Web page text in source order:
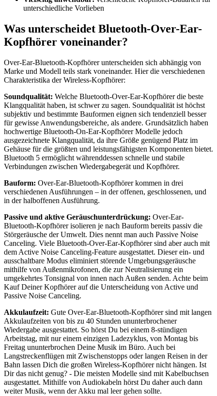
unterschiedliche Vorlieben
Was unterscheidet Bluetooth-Over-Ear-
Kopfhörer voneinander?
Over-Ear-Bluetooth-Kopfhörer unterscheiden sich abhängig von
Marke und Modell teils stark voneinander. Hier die verschiedenen
Charakteristika der Wireless-Kopfhörer:
Soundqualität: Welche Bluetooth-Over-Ear-Kopfhörer die beste
Klangqualität haben, ist schwer zu sagen. Soundqualität ist höchst
subjektiv und bestimmte Bauformen eignen sich tendenziell besser
für gewisse Anwendungsbereiche, als andere. Grundsätzlich haben
hochwertige Bluetooth-On-Ear-Kopfhörer Modelle jedoch
ausgezeichnete Klangqualität, da ihre Größe genügend Platz im
Gehäuse für die größten und leistungsfähigsten Komponenten bietet.
Bluetooth 5 ermöglicht währenddessen schnelle und stabile
Verbindungen zwischen Wiedergabegerät und Kopfhörer.
Bauform: Over-Ear-Bluetooth-Kopfhörer kommen in drei
verschiedenen Ausführungen – in der offenen, geschlossenen, und
in der halboffenen Ausführung.
Passive und aktive Geräuschunterdrückung: Over-Ear-
Bluetooth-Kopfhörer isolieren je nach Bauform bereits passiv die
Störgeräusche der Umwelt. Dies nennt man auch Passive Noise
Canceling. Viele Bluetooth-Over-Ear-Kopfhörer sind aber auch mit
dem Active Noise Canceling-Feature ausgestattet. Dieser ein- und
ausschaltbare Modus eliminiert störende Umgebungsgeräusche
mithilfe von Außenmikrofonen, die zur Neutralisierung ein
umgekehrtes Tonsignal von innen nach Außen senden. Achte beim
Kauf Deiner Kopfhörer auf die Unterscheidung von Active und
Passive Noise Canceling.
Akkulaufzeit: Gute Over-Ear-Bluetooth-Kopfhörer sind mit langen
Akkulaufzeiten von bis zu 40 Stunden ununterbrochener
Wiedergabe ausgestattet. So hörst Du bei einem 8-stündigen
Arbeitstag, mit nur einem einzigen Ladezyklus, von Montag bis
Freitag ununterbrochen Deine Musik im Büro. Auch bei
Langstreckenflügen mit Zwischenstopps oder langen Reisen in der
Bahn lassen Dich die großen Wireless-Kopfhörer nicht hängen. Ist
Dir das nicht genug? - Die meisten Modelle sind mit Kabelbuchsen
ausgestattet. Mithilfe von Audiokabeln hörst Du daher auch dann
weiter Musik, wenn der Akku mal leer gehen sollte.